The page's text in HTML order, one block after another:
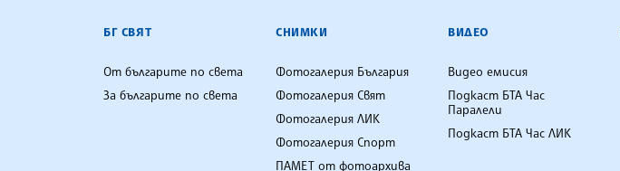
БГ СВЯТ
От българите по света
За българите по света
СНИМКИ
Фотогалерия България
Фотогалерия Свят
Фотогалерия ЛИК
Фотогалерия Спорт
ПАМЕТ от фотоархива
ВИДЕО
Видео емисия
Подкаст БТА Час
Паралели
Подкаст БТА Час ЛИК